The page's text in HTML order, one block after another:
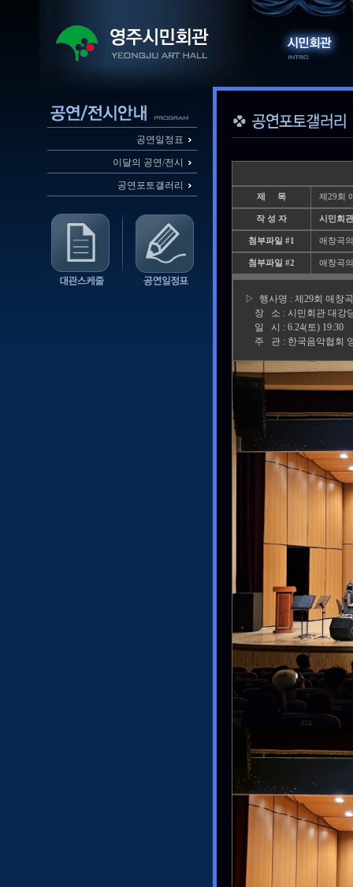
공연일정표
이달의 공연/전시
공연포토갤러리
제 목 제29회
작 성 자 시민회관
첨부파일 #1 애창곡
첨부파일 #2 애창곡
▷ 행사명 : 제29회 애창
장 소 : 시민회관 대강
일 시 : 6.24(토) 19:30
주 관 : 한국음악협회